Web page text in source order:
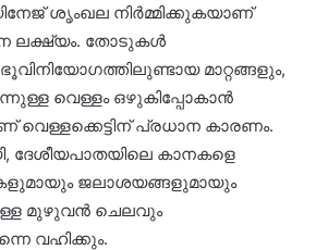
ശൃംഖല നിർമ്മിക്കുകയാണ്
ലക്ഷ്യം. തോടുകൾ
മാറ്റങ്ങളും,
വെള്ളം ഒഴുകിപ്പോകാൻ
വെള്ളക്കെട്ടിന് പ്രധാന കാരണം.
ദേശീയപാതയിലെ കാനകളെ
ജലാശയങ്ങളുമായും
മുഴുവൻ ചെലവും
വഹിക്കും.